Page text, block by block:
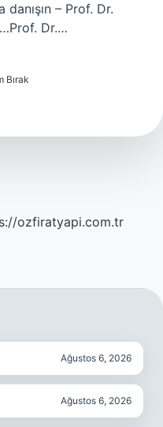
– Prof. Dr.
Dr.…
Bırak
ozfiratyapi.com.tr
Ağustos 6, 2026
Ağustos 6, 2026